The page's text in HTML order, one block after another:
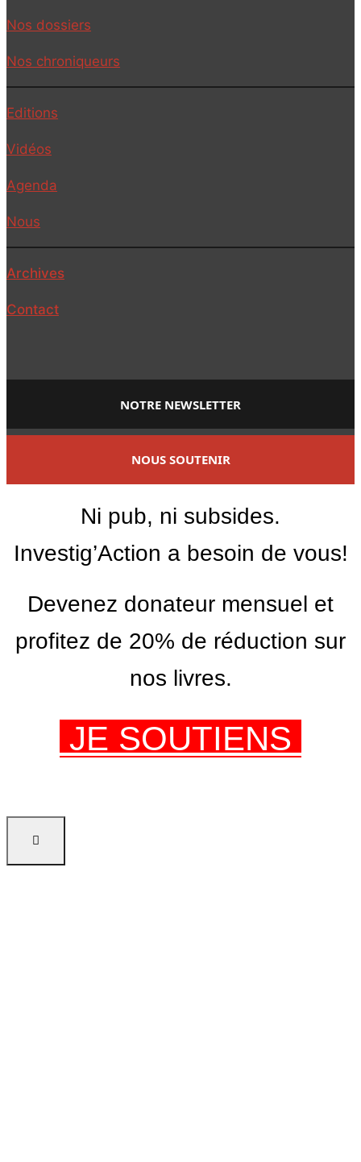
Nos dossiers
Nos chroniqueurs
Editions
Vidéos
Agenda
Nous
Archives
Contact
NOTRE NEWSLETTER
NOUS SOUTENIR
Ni pub, ni subsides.
Investig’Action a besoin de vous!
Devenez donateur mensuel et
profitez de 20% de réduction sur
nos livres.
JE SOUTIENS